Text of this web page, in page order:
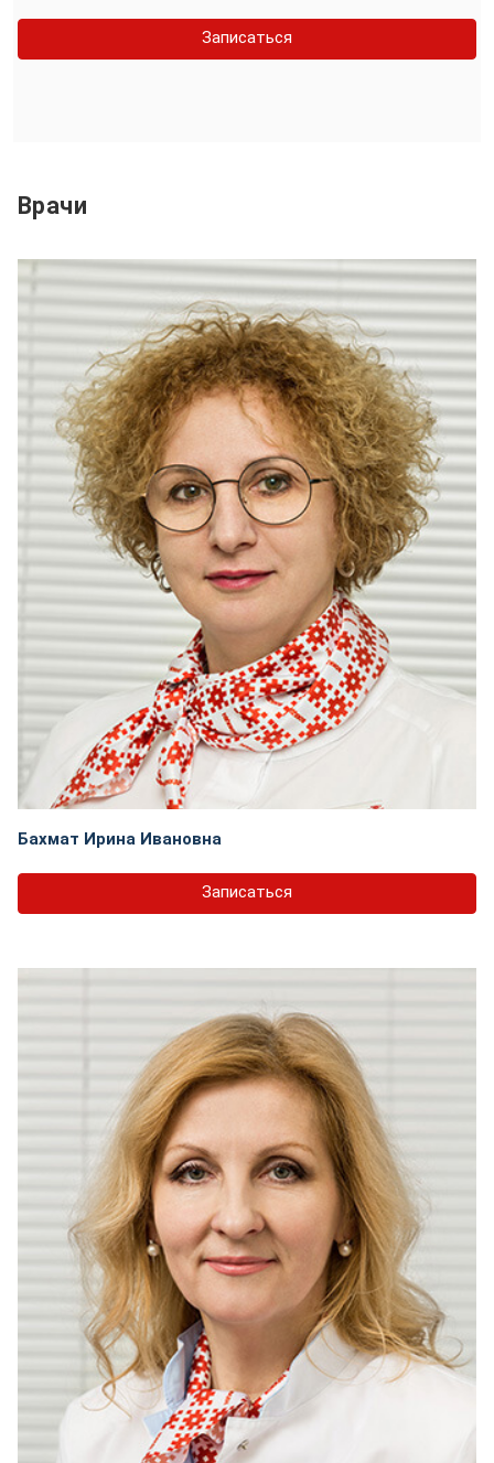
Записаться
Врачи
Бахмат Ирина Ивановна
Записаться